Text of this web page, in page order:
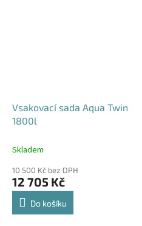
Vsakovací sada Aqua Twin
1800l
Skladem
10 500 Kč bez DPH
12 705 Kč
Do košíku